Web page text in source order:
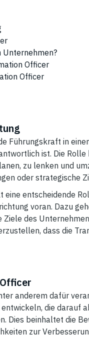
Officer
Officer
Führungskraft in
ist. Die
zu lenken und
oder strategische
eine entscheidende
voran. Dazu
Ziele des
dass die
anderem dafür
entwickeln, die darauf
Dies beinhaltet die
zur